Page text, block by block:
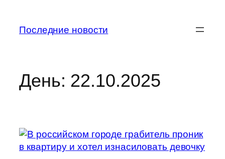
содержимому
Последние новости
День: 22.10.2025